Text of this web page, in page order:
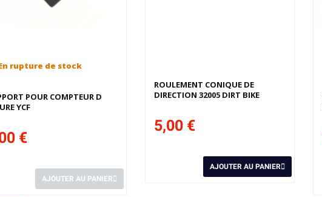
rupture de stock
POUR COMPTEUR D
YCF
€
AJOUTER AU PANIER
ROULEMENT CONIQUE DE
DIRECTION 32005 DIRT BIKE
5,00 €
AJOUTER AU PANIER